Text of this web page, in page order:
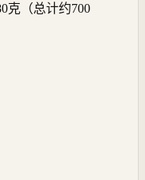
克（总计约700